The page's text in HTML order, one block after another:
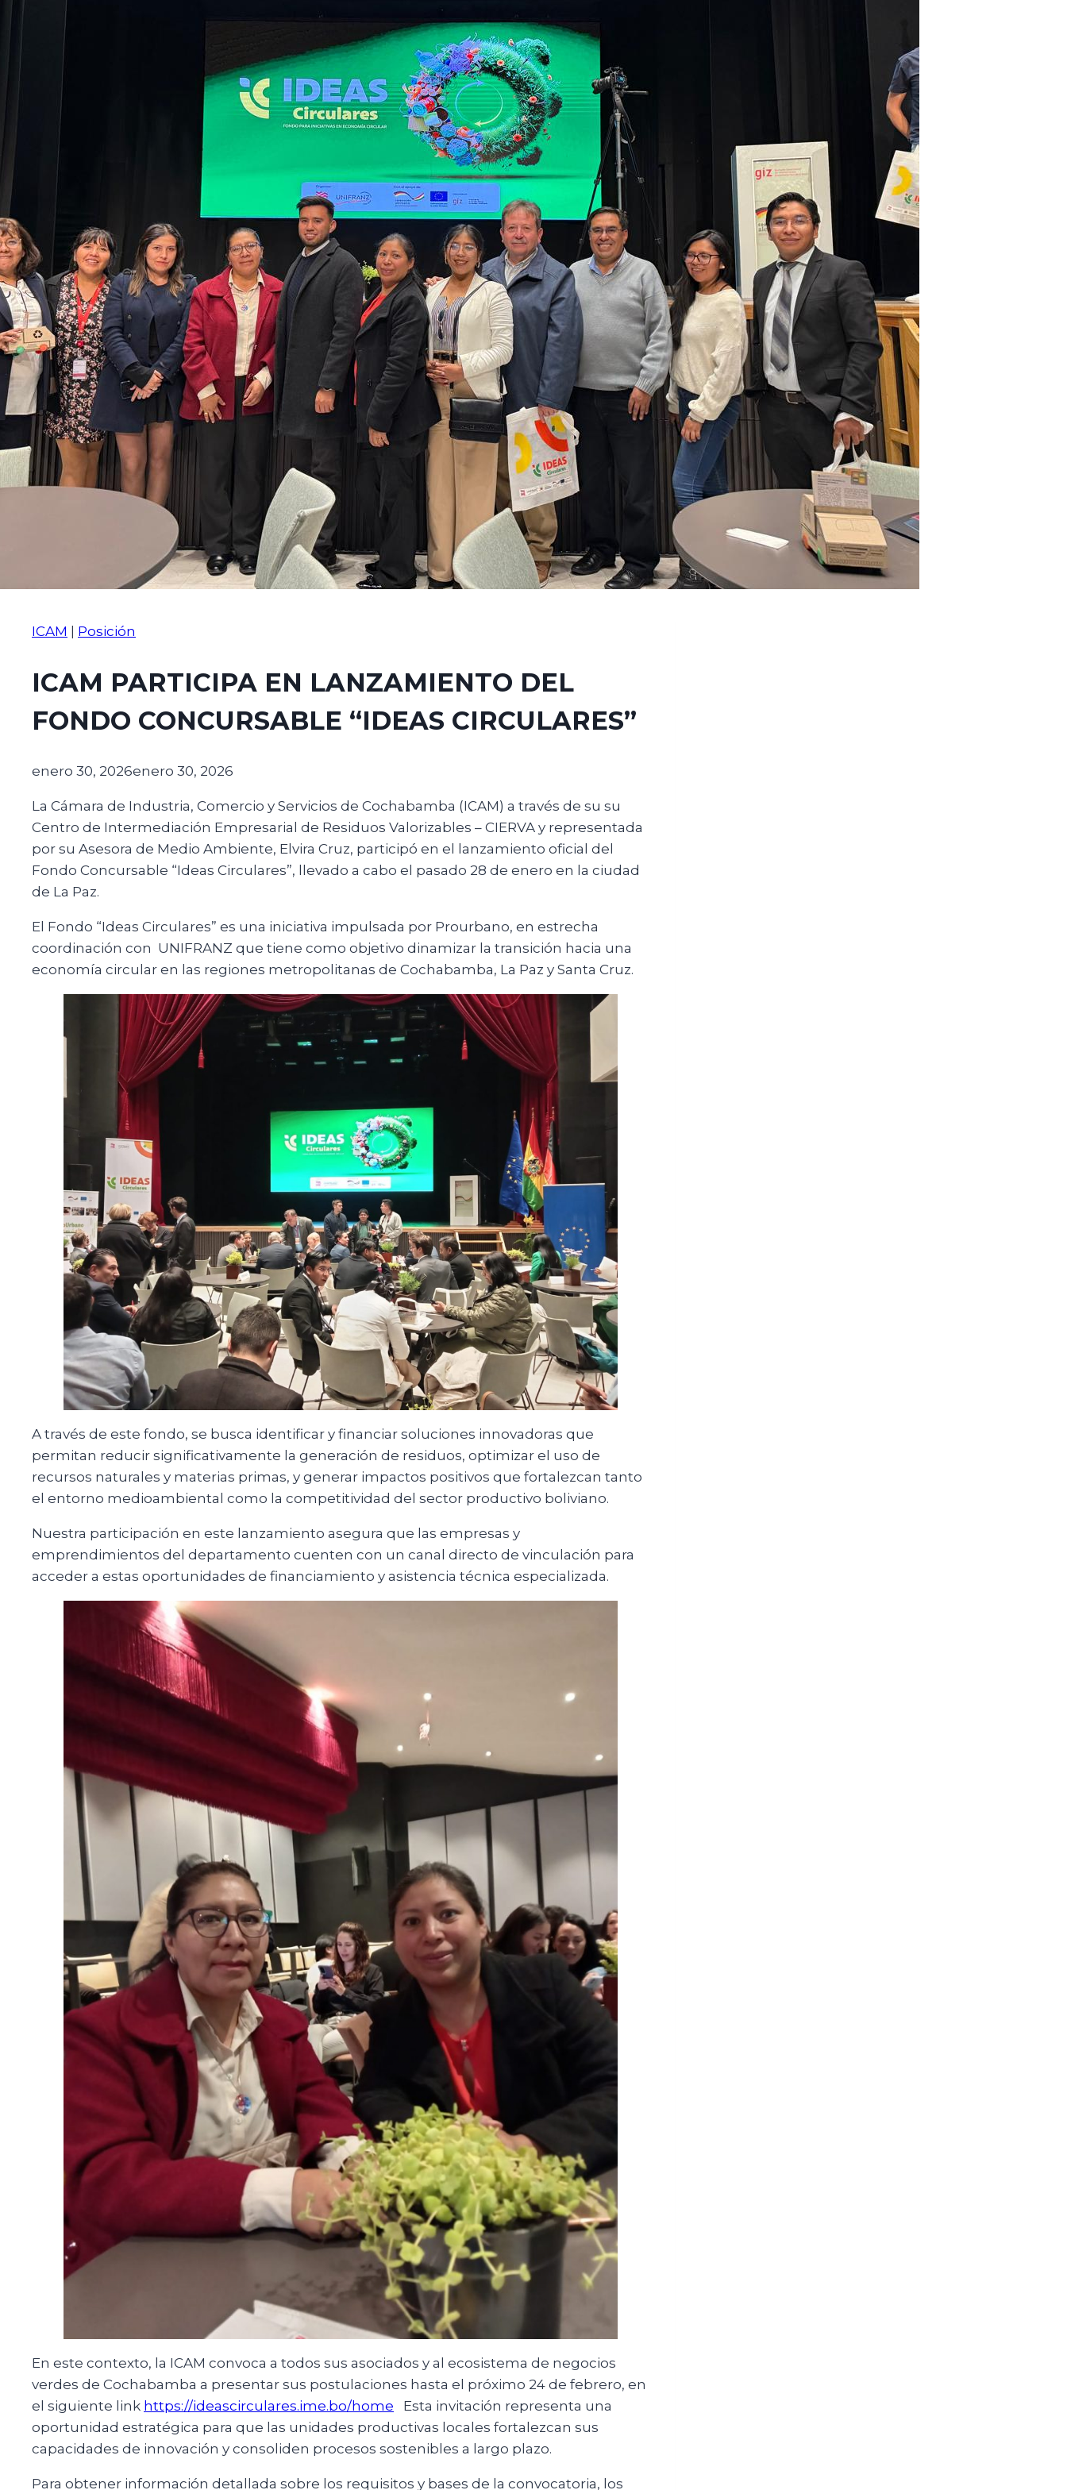
ICAM Posición
ICAM PARTICIPA EN LANZAMIENTO DEL
FONDO CONCURSABLE “IDEAS CIRCULARES”
enero 30, 2026enero 30, 2026
La Cámara de Industria, Comercio y Servicios de Cochabamba (ICAM) a través de su su
Centro de Intermediación Empresarial de Residuos Valorizables – CIERVA y representada
por su Asesora de Medio Ambiente, Elvira Cruz, participó en el lanzamiento oficial del
Fondo Concursable “Ideas Circulares”, llevado a cabo el pasado 28 de enero en la ciudad
de La Paz.
El Fondo “Ideas Circulares” es una iniciativa impulsada por Prourbano, en estrecha
coordinación con UNIFRANZ que tiene como objetivo dinamizar la transición hacia una
economía circular en las regiones metropolitanas de Cochabamba, La Paz y Santa Cruz.
A través de este fondo, se busca identificar y financiar soluciones innovadoras que
permitan reducir significativamente la generación de residuos, optimizar el uso de
recursos naturales y materias primas, y generar impactos positivos que fortalezcan tanto
el entorno medioambiental como la competitividad del sector productivo boliviano.
Nuestra participación en este lanzamiento asegura que las empresas y
emprendimientos del departamento cuenten con un canal directo de vinculación para
acceder a estas oportunidades de financiamiento y asistencia técnica especializada.
En este contexto, la ICAM convoca a todos sus asociados y al ecosistema de negocios
verdes de Cochabamba a presentar sus postulaciones hasta el próximo 24 de febrero, en
el siguiente link https://ideascirculares.ime.bo/home Esta invitación representa una
oportunidad estratégica para que las unidades productivas locales fortalezcan sus
capacidades de innovación y consoliden procesos sostenibles a largo plazo.
Para obtener información detallada sobre los requisitos y bases de la convocatoria, los